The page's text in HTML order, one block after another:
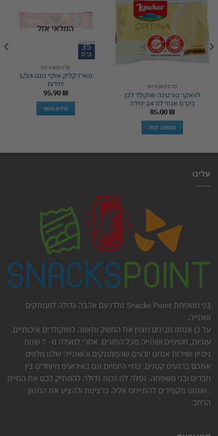
Add to
wishlist
כל הקטגוריות
לוואקר טורטינה שוקולד לבן
בקרם אגוזי לוז 24 יחידה
85.00 ₪
הוספה לסל
wishlist
המלאי אזל
כל הקטגוריות
מארז קליק אוקיי נוגט 1/24
יחידות
95.90 ₪
מידע נוסף
עלינו
בני משפחת Snacks Point נולדו עם אהבה גדולה לממתקים
ושתייה.
על כן אנחנו מבינים מצוין את החשק ותאווה לשוקולדים איכותיים,
עוגיות, חטיפים ושתייה מכל הסוגים. אחרי למעלה מ- 7 שנות
ניסיון ושירות אנחנו יודעים שהממתקים והשתייה שלנו מלווים
אתכם ברגעים קטנים, בחיי היומיום וגם באירועים מיוחדים בין
חברים ובני משפחה. נפלה לנו זכות גדולה להמתיק לכם את החיים
. ואנחנו מקפידים להתייחס אליה ברצינות ולהציע את המגוון
הרחב.